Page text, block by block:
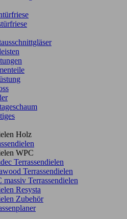
Holz
WPC
Terrassendielen
Terrassendielen
massiv Terrassendielen
Resysta
Zubehör